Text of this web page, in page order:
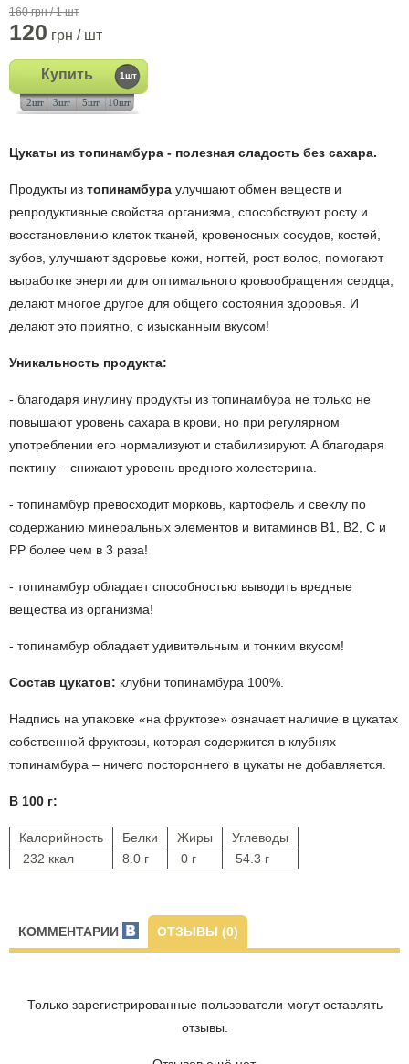
160 грн / 1 шт
120 грн / шт
Купить 1шт
2шт 3шт 5шт 10шт
Цукаты из топинамбура - полезная сладость без сахара.
Продукты из топинамбура улучшают обмен веществ и
репродуктивные свойства организма, способствуют росту и
восстановлению клеток тканей, кровеносных сосудов, костей,
зубов, улучшают здоровье кожи, ногтей, рост волос, помогают
выработке энергии для оптимального кровообращения сердца,
делают многое другое для общего состояния здоровья. И
делают это приятно, с изысканным вкусом!
Уникальность продукта:
- благодаря инулину продукты из топинамбура не только не
повышают уровень сахара в крови, но при регулярном
употреблении его нормализуют и стабилизируют. А благодаря
пектину – снижают уровень вредного холестерина.
- топинамбур превосходит морковь, картофель и свеклу по
содержанию минеральных элементов и витаминов В1, В2, С и
РР более чем в 3 раза!
- топинамбур обладает способностью выводить вредные
вещества из организма!
- топинамбур обладает удивительным и тонким вкусом!
Состав цукатов: клубни топинамбура 100%.
Надпись на упаковке «на фруктозе» означает наличие в цукатах
собственной фруктозы, которая содержится в клубнях
топинамбура – ничего постороннего в цукаты не добавляется.
В 100 г:
Калорийность Белки Жиры
Углеводы
232 ккал
8.0 г 0 г 54.3 г
КОММЕНТАРИИ ОТЗЫВЫ (0)
Только зарегистрированные пользователи могут оставлять
отзывы.